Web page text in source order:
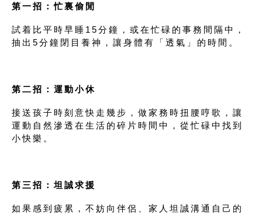
第一招 ：忙裏偷閒
試着比平時早睡15分鐘，或在忙碌的事務間隔中，
抽出5分鐘閉目養神，讓身體有「透氣」的時間。
第二招 ：運動小休
接送孩子時刻意快走幾步，做家務時扭腰哼歌，讓
運動自然滲透在生活的碎片時間中，從忙碌中找到
小快樂。
第三招：坦誠求援
如果感到疲累，不妨向伴侶、家人坦誠溝通自己的